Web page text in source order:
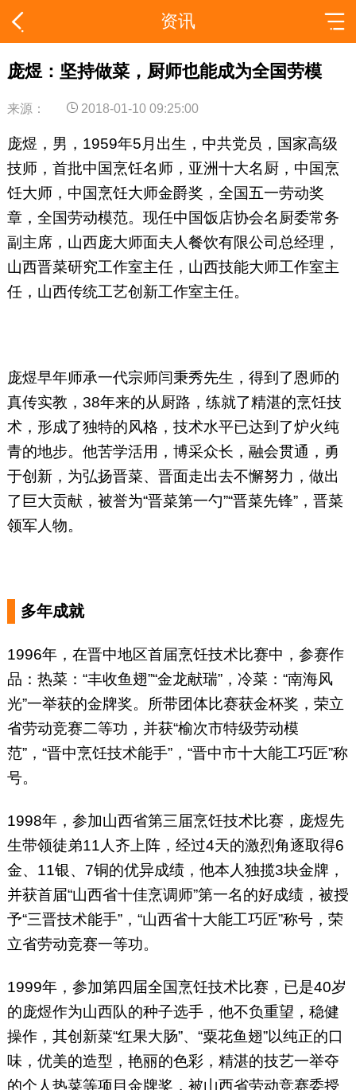
资讯
庞煜：坚持做菜，厨师也能成为全国劳模
来源： 2018-01-10 09:25:00
庞煜，男，1959年5月出生，中共党员，国家高级
技师，首批中国烹饪名师，亚洲十大名厨，中国烹
饪大师，中国烹饪大师金爵奖，全国五一劳动奖
章，全国劳动模范。现任中国饭店协会名厨委常务
副主席，山西庞大师面夫人餐饮有限公司总经理，
山西晋菜研究工作室主任，山西技能大师工作室主
任，山西传统工艺创新工作室主任。
庞煜早年师承一代宗师闫秉秀先生，得到了恩师的
真传实教，38年来的从厨路，练就了精湛的烹饪技
术，形成了独特的风格，技术水平已达到了炉火纯
青的地步。他苦学活用，博采众长，融会贯通，勇
于创新，为弘扬晋菜、晋面走出去不懈努力，做出
了巨大贡献，被誉为“晋菜第一勺”“晋菜先锋”，晋菜
领军人物。
多年成就
1996年，在晋中地区首届烹饪技术比赛中，参赛作
品：热菜：“丰收鱼翅”“金龙献瑞”，冷菜：“南海风
光”一举获的金牌奖。所带团体比赛获金杯奖，荣立
省劳动竞赛二等功，并获“榆次市特级劳动模
范”，“晋中烹饪技术能手”，“晋中市十大能工巧匠”称
号。
1998年，参加山西省第三届烹饪技术比赛，庞煜先
生带领徒弟11人齐上阵，经过4天的激烈角逐取得6
金、11银、7铜的优异成绩，他本人独揽3块金牌，
并获首届“山西省十佳烹调师”第一名的好成绩，被授
予“三晋技术能手”，“山西省十大能工巧匠”称号，荣
立省劳动竞赛一等功。
1999年，参加第四届全国烹饪技术比赛，已是40岁
的庞煜作为山西队的种子选手，他不负重望，稳健
操作，其创新菜“红果大肠”、“粟花鱼翅”以纯正的口
味，优美的造型，艳丽的色彩，精湛的技艺一举夺
的个人热菜等项目金牌奖，被山西省劳动竞赛委授